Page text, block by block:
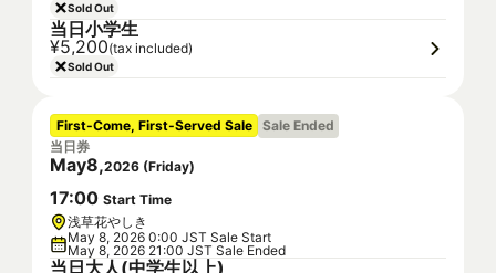
Sold Out
当日小学生
¥5,200(tax included)
Sold Out
First-Come, First-Served Sale Sale Ended
当日券
May8,2026 (Friday)
17:00 Start Time
浅草花やしき
May 8, 2026 0:00 JST Sale Start
May 8, 2026 21:00 JST Sale Ended
当日大人(中学生以上)